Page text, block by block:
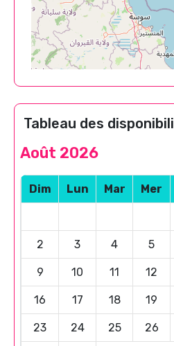
Tableau des
Août 2026
Dim Lun Mar Mer
2 3 4 5
9 10 11 12
16 17 18 19
23 24 25 26